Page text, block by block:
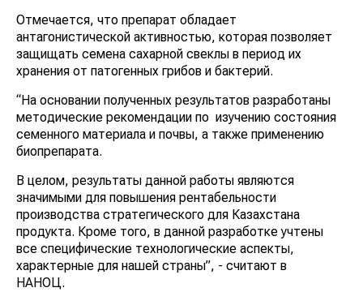
Отмечается, что препарат обладает
антагонистической активностью, которая позволяет
защищать семена сахарной свеклы в период их
хранения от патогенных грибов и бактерий.
“На основании полученных результатов разработаны
методические рекомендации по изучению состояния
семенного материала и почвы, а также применению
биопрепарата.
В целом, результаты данной работы являются
значимыми для повышения рентабельности
производства стратегического для Казахстана
продукта. Кроме того, в данной разработке учтены
все специфические технологические аспекты,
характерные для нашей страны”, - считают в
НАНОЦ.